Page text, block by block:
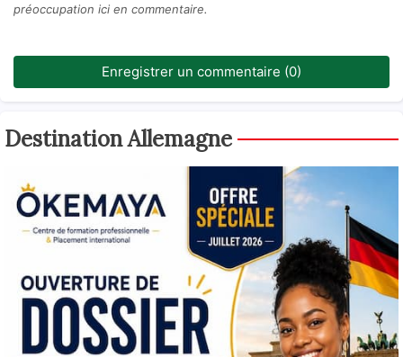
préoccupation ici en commentaire.
Enregistrer un commentaire (0)
Destination Allemagne